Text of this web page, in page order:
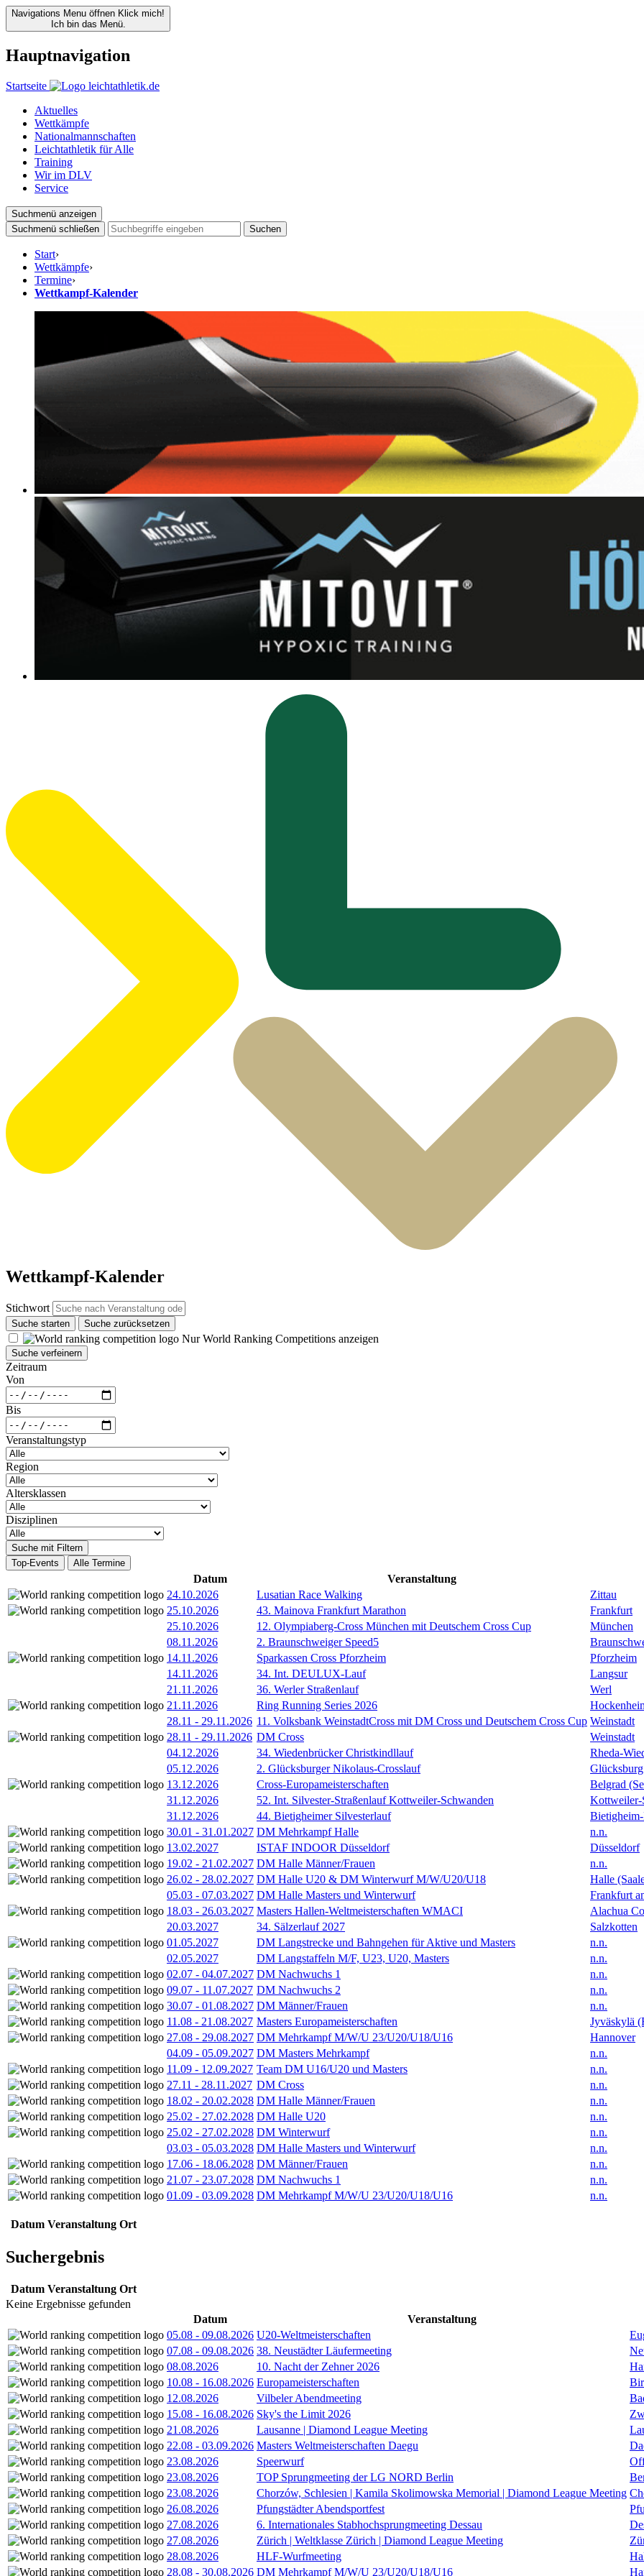
Navigations Menu öffnen Klick mich!
Ich bin das Menü.
Hauptnavigation
Startseite
Aktuelles
Wettkämpfe
Nationalmannschaften
Leichtathletik für Alle
Training
Wir im DLV
Service
Suchmenü anzeigen
Suchmenü schließen
Suchen
Start›
Wettkämpfe›
Termine›
Wettkampf-Kalender
Wettkampf-Kalender
Stichwort
Suche starten Suche zurücksetzen
Nur World Ranking Competitions anzeigen
Suche verfeinern
Zeitraum
Von
Bis
Veranstaltungstyp
Region
Altersklassen
Disziplinen
Suche mit Filtern
Top-Events
Alle Termine
Datum
Veranstaltung
24.10.2026
Lusatian Race Walking
Zittau
25.10.2026
43. Mainova Frankfurt Marathon
Frankfurt
25.10.2026
12. Olympiaberg-Cross München mit Deutschem Cross Cup
München
08.11.2026
2. Braunschweiger Speed5
14.11.2026
Sparkassen Cross Pforzheim
Pforzheim
14.11.2026
34. Int. DEULUX-Lauf
Langsur
21.11.2026
36. Werler Straßenlauf
Werl
21.11.2026
Ring Running Series 2026
28.11 - 29.11.2026 11. Volksbank WeinstadtCross mit DM Cross und Deutschem Cross Cup Weinstadt
28.11 - 29.11.2026 DM Cross
Weinstadt
04.12.2026
34. Wiedenbrücker Christkindllauf
Rheda-
05.12.2026
2. Glücksburger Nikolaus-Crosslauf
Glücksburg
13.12.2026
Cross-Europameisterschaften
Belgrad
31.12.2026
52. Int. Silvester-Straßenlauf Kottweiler-Schwanden
Kottweiler-
31.12.2026
44. Bietigheimer Silvesterlauf
30.01 - 31.01.2027 DM Mehrkampf Halle
n.n.
13.02.2027
ISTAF INDOOR Düsseldorf
Düsseldorf
19.02 - 21.02.2027 DM Halle Männer/Frauen
n.n.
26.02 - 28.02.2027 DM Halle U20 & DM Winterwurf M/W/U20/U18
Halle
05.03 - 07.03.2027 DM Halle Masters und Winterwurf
Frankfurt
18.03 - 26.03.2027 Masters Hallen-Weltmeisterschaften WMACI
Alachua
20.03.2027
34. Sälzerlauf 2027
Salzkotten
01.05.2027
DM Langstrecke und Bahngehen für Aktive und Masters
n.n.
02.05.2027
DM Langstaffeln M/F, U23, U20, Masters
n.n.
02.07 - 04.07.2027 DM Nachwuchs 1
n.n.
09.07 - 11.07.2027 DM Nachwuchs 2
n.n.
30.07 - 01.08.2027 DM Männer/Frauen
n.n.
11.08 - 21.08.2027 Masters Europameisterschaften
Jyväskylä
27.08 - 29.08.2027 DM Mehrkampf M/W/U 23/U20/U18/U16
Hannover
04.09 - 05.09.2027 DM Masters Mehrkampf
n.n.
11.09 - 12.09.2027 Team DM U16/U20 und Masters
n.n.
27.11 - 28.11.2027 DM Cross
n.n.
18.02 - 20.02.2028 DM Halle Männer/Frauen
n.n.
25.02 - 27.02.2028 DM Halle U20
n.n.
25.02 - 27.02.2028 DM Winterwurf
n.n.
03.03 - 05.03.2028 DM Halle Masters und Winterwurf
n.n.
17.06 - 18.06.2028 DM Männer/Frauen
n.n.
21.07 - 23.07.2028 DM Nachwuchs 1
n.n.
01.09 - 03.09.2028 DM Mehrkampf M/W/U 23/U20/U18/U16 n.n.
Datum Veranstaltung Ort
Suchergebnis
Datum Veranstaltung Ort
Keine Ergebnisse gefunden
Datum
Veranstaltung
05.08 - 09.08.2026 U20-Weltmeisterschaften
07.08 - 09.08.2026 38. Neustädter Läufermeeting
08.08.2026
10. Nacht der Zehner 2026
10.08 - 16.08.2026 Europameisterschaften
12.08.2026
Vilbeler Abendmeeting
15.08 - 16.08.2026 Sky's the Limit 2026
21.08.2026
Lausanne | Diamond League Meeting
22.08 - 03.09.2026 Masters Weltmeisterschaften Daegu
23.08.2026
Speerwurf
23.08.2026
TOP Sprungmeeting der LG NORD Berlin
23.08.2026
Chorzów, Schlesien | Kamila Skolimowska Memorial | Diamond League Meeting
26.08.2026
Pfungstädter Abendsportfest
27.08.2026
6. Internationales Stabhochsprungmeeting Dessau
27.08.2026
Zürich | Weltklasse Zürich | Diamond League Meeting
28.08.2026
HLF-Wurfmeeting
28.08 - 30.08.2026 DM Mehrkampf M/W/U 23/U20/U18/U16